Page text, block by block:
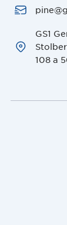
GS1
108 a